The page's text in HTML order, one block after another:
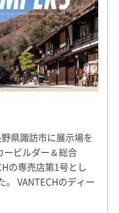
県諏訪市に展示場を
ービルダー＆総合
の専売店第1号とし
。 VANTECHのディー